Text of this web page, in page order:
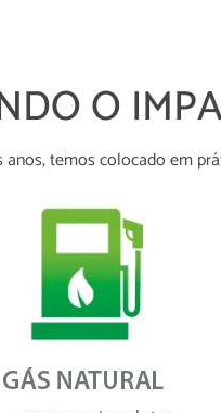
O
temos colocado em